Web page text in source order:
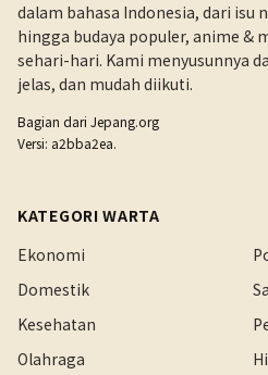
dalam bahasa Indonesia, dari isu
hingga budaya populer, anime &
sehari-hari. Kami menyusunnya
jelas, dan mudah diikuti.
Bagian dari Jepang.org
Versi: a2bba2ea.
KATEGORI WARTA
Ekonomi
Domestik
Kesehatan
Olahraga